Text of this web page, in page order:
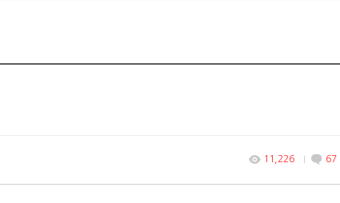
11,226 67